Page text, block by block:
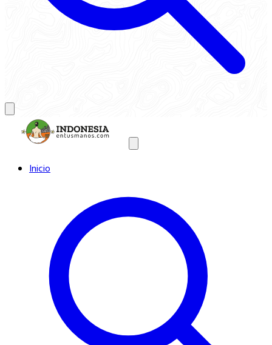
Inicio